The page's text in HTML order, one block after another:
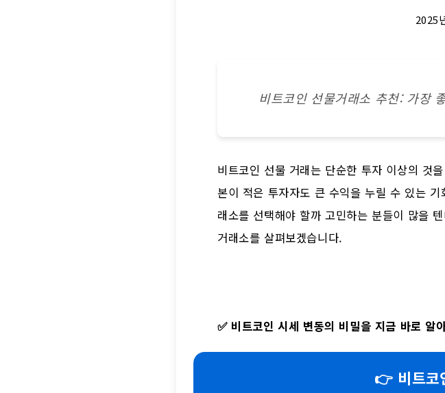
2025
비트코인 선물거래소 추천: 가장
비트코인 선물 거래는 단순한 투자 이상의 것
본이 적은 투자자도 큰 수익을 누릴 수 있는
래소를 선택해야 할까 고민하는 분들이 많을
거래소를 살펴보겠습니다.
✅ 비트코인 시세 변동의 비밀을 지금 바로 알
👉 비트코